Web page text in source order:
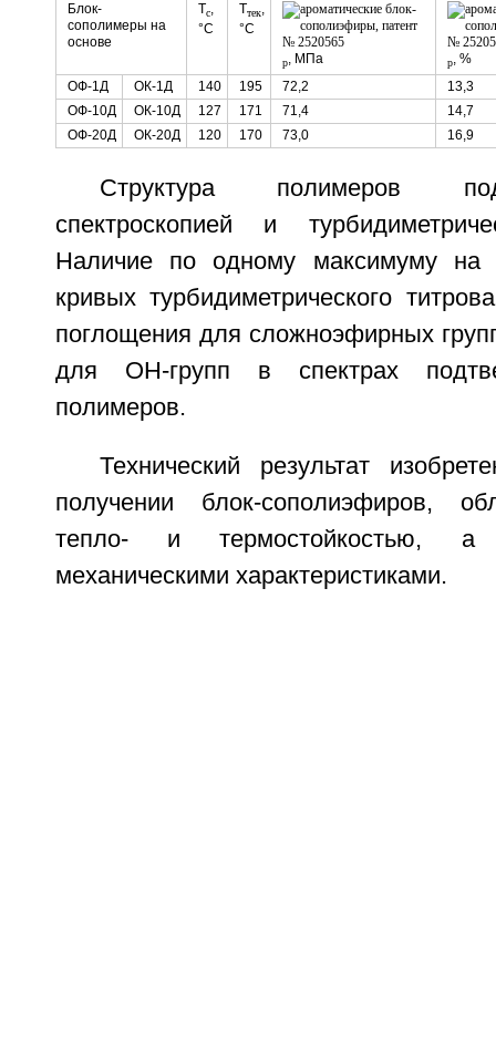
Блок-
сополимеры на
основе
Тс,
°C
Ттек,
°C
p, МПа p, %
ОФ-1Д
ОК-1Д 140 195 72,2
13,3
ОФ-10Д
ОК-10Д 127 171 71,4
14,7
ОФ-20Д
ОК-20Д 120 170 73,0 16,9
Структура полимеров
спектроскопией и
Наличие по одному максимуму на
кривых турбидиметрического
поглощения для сложноэфирных
для OH-групп в спектрах
полимеров.
Технический результат
получении блок-сополиэфиров,
тепло- и термостойкостью, а
механическими характеристиками.